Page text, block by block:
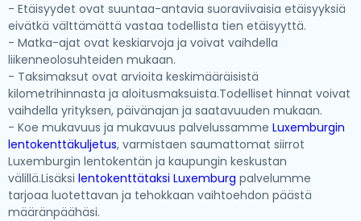
- Etäisyydet ovat suuntaa-antavia suoraviivaisia etäisyyksiä
eivätkä välttämättä vastaa todellista tien etäisyyttä.
- Matka-ajat ovat keskiarvoja ja voivat vaihdella
liikenneolosuhteiden mukaan.
- Taksimaksut ovat arvioita keskimääräisistä
kilometrihinnasta ja aloitusmaksuista.Todelliset hinnat voivat
vaihdella yrityksen, päivänajan ja saatavuuden mukaan.
- Koe mukavuus ja mukavuus palvelussamme Luxemburgin
lentokenttäkuljetus, varmistaen saumattomat siirrot
Luxemburgin lentokentän ja kaupungin keskustan
välillä.Lisäksi lentokenttätaksi Luxemburg palvelumme
tarjoaa luotettavan ja tehokkaan vaihtoehdon päästä
määränpäähäsi.